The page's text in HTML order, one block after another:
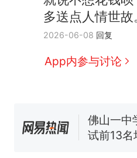
多送点人情世故
2026-06-08 回复
App内参与讨论
因老师一
人生
新 搬家
交5060元
眼了……
费大厨“
佛山一中
试前13名